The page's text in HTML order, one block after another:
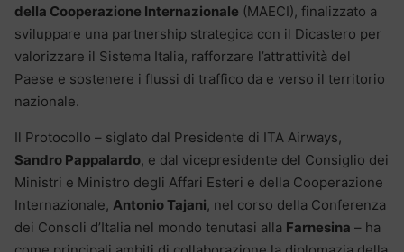
della Cooperazione Internazionale (MAECI), finalizzato a
sviluppare una partnership strategica con il Dicastero per
valorizzare il Sistema Italia, rafforzare l’attrattività del
Paese e sostenere i flussi di traffico da e verso il territorio
nazionale.
Il Protocollo – siglato dal Presidente di ITA Airways,
Sandro Pappalardo, e dal vicepresidente del Consiglio dei
Ministri e Ministro degli Affari Esteri e della Cooperazione
Internazionale, AntonioTajani, nel corso della Conferenza
dei Consoli d’Italia nel mondo tenutasi alla Farnesina – ha